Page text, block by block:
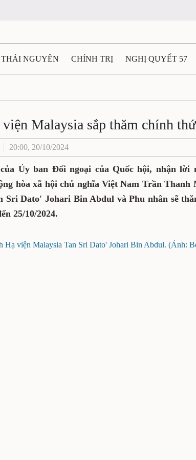
NGUYÊN CHÍNH TRỊ NGHỊ QUYẾT 57
QUỐC TẾ TÀI NGUYÊN - MÔI TRƯỜNG
VĂN NGHỆ THÁI NGUYÊN
Malaysia sắp thăm chính
20:00, 20/10/2024
Ủy ban Đối ngoại của Quốc hội, nhận lời
hòa xã hội chủ nghĩa Việt Nam Trần Thanh
Sri Dato' Johari Bin Abdul và Phu nhân sẽ
25/10/2024.
Hạ viện Malaysia Tan Sri Dato' Johari Bin Abdul. (Ảnh: